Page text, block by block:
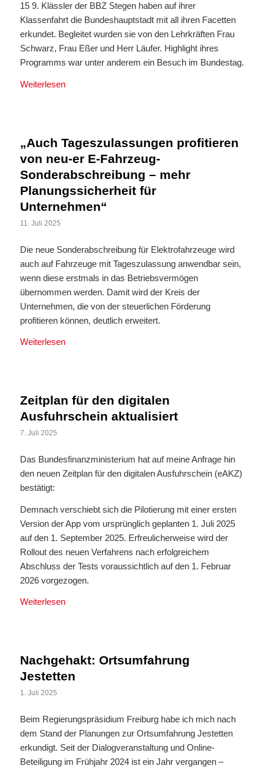
15 9. Klässler der BBZ Stegen haben auf ihrer
Klassenfahrt die Bundeshauptstadt mit all ihren Facetten
erkundet. Begleitet wurden sie von den Lehrkräften Frau
Schwarz, Frau Eßer und Herr Läufer. Highlight ihres
Programms war unter anderem ein Besuch im Bundestag.
Weiterlesen
„Auch Tageszulassungen profitieren
von neu-er E-Fahrzeug-
Sonderabschreibung – mehr
Planungssicherheit für
Unternehmen“
11. Juli 2025
Die neue Sonderabschreibung für Elektrofahrzeuge wird
auch auf Fahrzeuge mit Tageszulassung anwendbar sein,
wenn diese erstmals in das Betriebsvermögen
übernommen werden. Damit wird der Kreis der
Unternehmen, die von der steuerlichen Förderung
profitieren können, deutlich erweitert.
Weiterlesen
Zeitplan für den digitalen
Ausfuhrschein aktualisiert
7. Juli 2025
Das Bundesfinanzministerium hat auf meine Anfrage hin
den neuen Zeitplan für den digitalen Ausfuhrschein (eAKZ)
bestätigt:
Demnach verschiebt sich die Pilotierung mit einer ersten
Version der App vom ursprünglich geplanten 1. Juli 2025
auf den 1. September 2025. Erfreulicherweise wird der
Rollout des neuen Verfahrens nach erfolgreichem
Abschluss der Tests voraussichtlich auf den 1. Februar
2026 vorgezogen.
Weiterlesen
Nachgehakt: Ortsumfahrung
Jestetten
1. Juli 2025
Beim Regierungspräsidium Freiburg habe ich mich nach
dem Stand der Planungen zur Ortsumfahrung Jestetten
erkundigt. Seit der Dialogveranstaltung und Online-
Beteiligung im Frühjahr 2024 ist ein Jahr vergangen –